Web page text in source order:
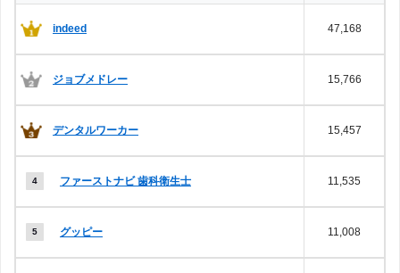
indeed 47,168
ジョブメドレー 15,766
デンタルワーカー 15,457
ファーストナビ 歯科衛生士 11,535
グッピー 11,008